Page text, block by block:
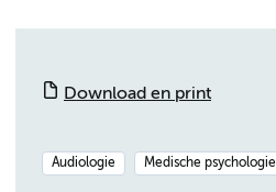
Download en print
Audiologie Medische psychologie